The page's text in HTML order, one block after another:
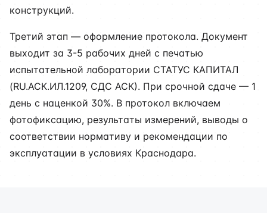
конструкций.
Третий этап — оформление протокола. Документ
выходит за 3-5 рабочих дней с печатью
испытательной лаборатории СТАТУС КАПИТАЛ
(RU.АСК.ИЛ.1209, СДС АСК). При срочной сдаче — 1
день с наценкой 30%. В протокол включаем
фотофиксацию, результаты измерений, выводы о
соответствии нормативу и рекомендации по
эксплуатации в условиях Краснодара.